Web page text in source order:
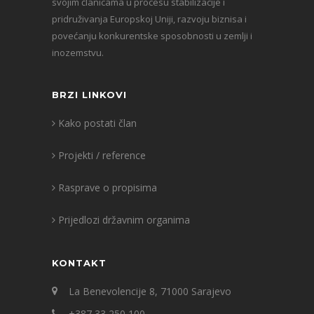
pridruživanja Europskoj Uniji, razvoju biznisa i
povećanju konkurentske sposobnosti u zemlji i
inozemstvu.
BRZI LINKOVI
Kako postati član
Projekti / reference
Rasprave o propisima
Prijedlozi državnim organima
KONTAKT
La Benevolencije 8, 71000 Sarajevo